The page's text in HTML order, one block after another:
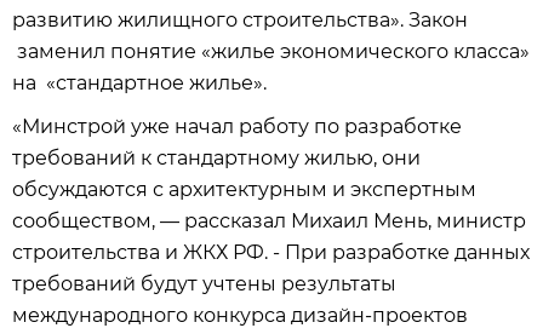
развитию жилищного строительства». Закон
заменил понятие «жилье экономического класса»
на «стандартное жилье».
«Минстрой уже начал работу по разработке
требований к стандартному жилью, они
обсуждаются с архитектурным и экспертным
сообществом, — рассказал Михаил Мень, министр
строительства и ЖКХ РФ. - При разработке данных
требований будут учтены результаты
международного конкурса дизайн-проектов